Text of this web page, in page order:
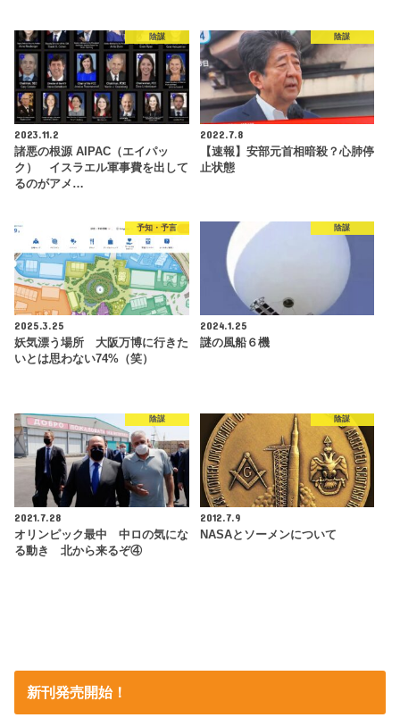
陰謀
2023.11.2
諸悪の根源 AIPAC（エイパッ
ク） イスラエル軍事費を出して
るのがアメ…
陰謀
2022.7.8
【速報】安部元首相暗殺？心肺停
止状態
予知・予言
2025.3.25
妖気漂う場所 大阪万博に行きた
いとは思わない74%（笑）
陰謀
2024.1.25
謎の風船６機
陰謀
2021.7.28
オリンピック最中 中ロの気にな
る動き 北から来るぞ④
陰謀
2012.7.9
NASAとソーメンについて
新刊発売開始！